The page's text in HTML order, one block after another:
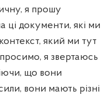
я прошу
ці документи, які ми
який ми тут
я звертаюсь
що вони
вони мають різні